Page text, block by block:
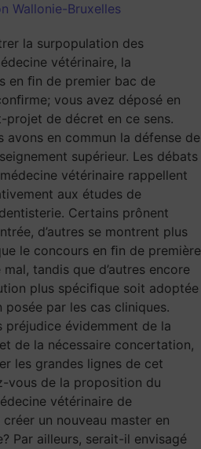
Wallonie-Bruxelles
la surpopulation des
vétérinaire, la
en ﬁn de premier bac de
vous avez déposé en
projet de décret en ce sens.
avons en commun la défense de
supérieur. Les débats
vétérinaire rappellent
aux études de
Certains prônent
d’autres se montrent plus
le concours en ﬁn de première
tandis que d’autres encore
plus spéciﬁque soit adoptée
par les cas cliniques.
préjudice évidemment de la
de la nécessaire concertation,
les grandes lignes de cet
vous de la proposition du
vétérinaire de
créer un nouveau master en
Par ailleurs, serait-il envisagé